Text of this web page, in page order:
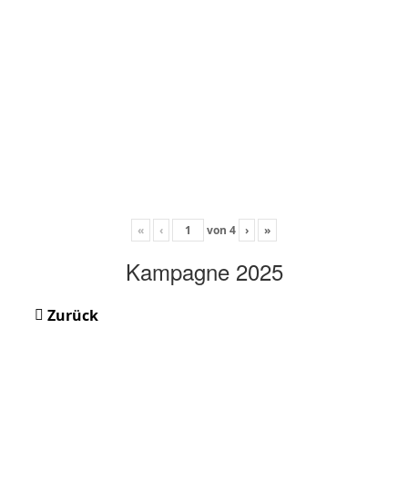
« ‹ von 4 › »
Kampagne 2025
Zurück